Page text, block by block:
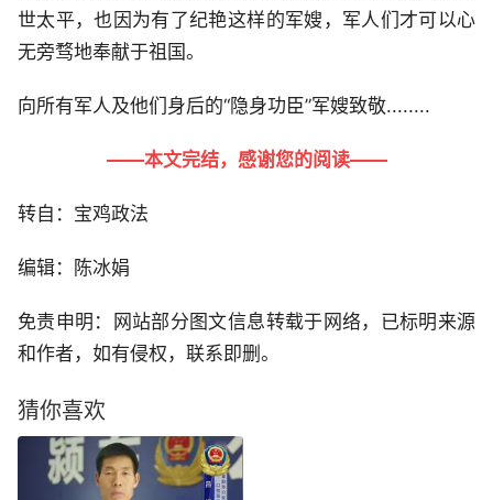
世太平，也因为有了纪艳这样的军嫂，军人们才可以心
无旁骛地奉献于祖国。
向所有军人及他们身后的“隐身功臣”军嫂致敬........
——本文完结，感谢您的阅读——
转自：宝鸡政法
编辑：陈冰娟
免责申明：网站部分图文信息转载于网络，已标明来源
和作者，如有侵权，联系即删。
猜你喜欢